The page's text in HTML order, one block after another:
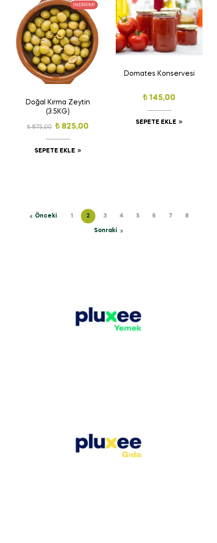
İNDIRIM!
Doğal Kırma Zeytin
(3.5KG)
₺875,00 ₺825,00
SEPETE EKLE
Domates Konservesi
₺145,00
SEPETE EKLE
Önceki 1 2 3 4 5 6 7 8
Sonraki